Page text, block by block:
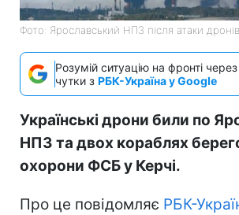
Фото: Ярославський НПЗ після атаки
Розумій ситуацію на фронті
чутки з РБК-Україна у Google
Українські дрони били по
НПЗ та двох кораблях
охорони ФСБ у Керчі.
Про це повідомляє РБК-